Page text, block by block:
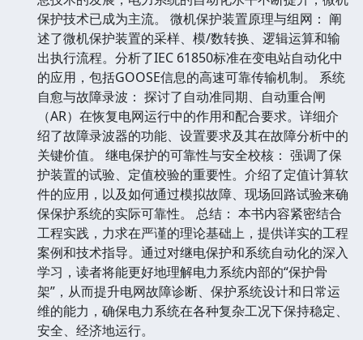
保护技术已成为主流。 微机保护装置原理与组网： 阐
述了微机保护装置的采样、模/数转换、逻辑运算和输
出执行流程。分析了IEC 61850标准在变电站自动化中
的应用，包括GOOSE信息的高速可靠传输机制。 系统
自愈与故障录波： 探讨了自动准同期、自动重合闸
（AR）在恢复电网运行中的作用和配合要求。详细介
绍了故障录波器的功能、设置要求及其在故障分析中的
关键价值。 继电保护的可靠性与安全校核： 强调了保
护装置的试验、定值校验的重要性。介绍了定值计算软
件的应用，以及如何通过模拟故障、现场回路试验来确
保保护系统的实际可靠性。 总结： 本书内容紧密结合
工程实践，力求在严谨的理论基础上，提供详实的工程
案例和技术指导。通过对继电保护和系统自动化的深入
学习，读者将能更好地理解电力系统内部的“保护骨
架”，从而提升电网故障诊断、保护系统设计和日常运
维的能力，确保电力系统在各种复杂工况下保持稳定、
安全、经济地运行。